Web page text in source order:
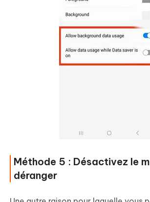
Méthode 5 : Désactivez le
déranger